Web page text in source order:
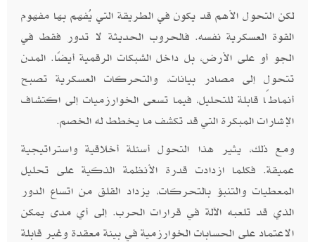
لكن التحول الأهم قد يكون في الطريقة التي يُفهم بها مفهوم
القوة العسكرية نفسه. فالحروب الحديثة لا تدور فقط في
الجو أو على الأرض، بل داخل الشبكات الرقمية أيضًا. المدن
تتحول إلى مصادر بيانات، والتحركات العسكرية تصبح
أنماطًا قابلة للتحليل، فيما تسعى الخوارزميات إلى اكتشاف
الإشارات المبكرة التي قد تكشف ما يخطط له الخصم.
ومع ذلك، يثير هذا التحول أسئلة أخلاقية واستراتيجية
عميقة. فكلما ازدادت قدرة الأنظمة الذكية على تحليل
المعطيات والتنبؤ بالتحركات، يزداد القلق من اتساع الدور
الذي قد تلعبه الآلة في قرارات الحرب. إلى أي مدى يمكن
الاعتماد على الحسابات الخوارزمية في بيئة معقدة وغير قابلة